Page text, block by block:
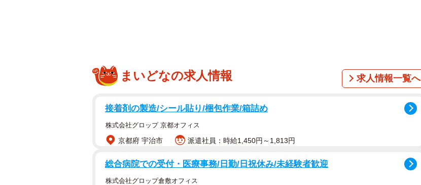
市）でおこなわれています。
人間のような堂々とした立ち姿の猫がたくさん登場します。
まいどなの求人情報 求人情報一覧へ
接着剤の製造/シール貼り/梱包作業/箱詰め
株式会社グロップ 京都オフィス
京都府 宇治市 派遣社員：時給1,450円～1,813円
総合病院での受付・医療事務/日勤/日祝休み/未経験者歓迎
株式会社グロップ倉敷オフィス